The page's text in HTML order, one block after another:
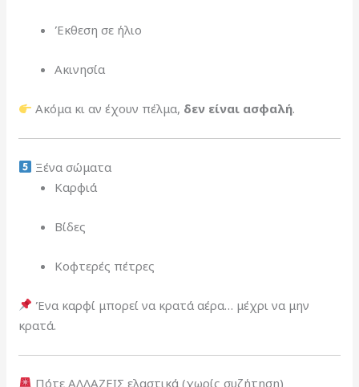
Έκθεση σε ήλιο
Ακινησία
Ακόμα κι αν έχουν πέλμα, δεν είναι ασφαλή.
Ξένα σώματα
Καρφιά
Βίδες
Κοφτερές πέτρες
Ένα καρφί μπορεί να κρατά αέρα… μέχρι να μην
κρατά.
Πότε ΑΛΛΑΖΕΙΣ ελαστικά (χωρίς συζήτηση)